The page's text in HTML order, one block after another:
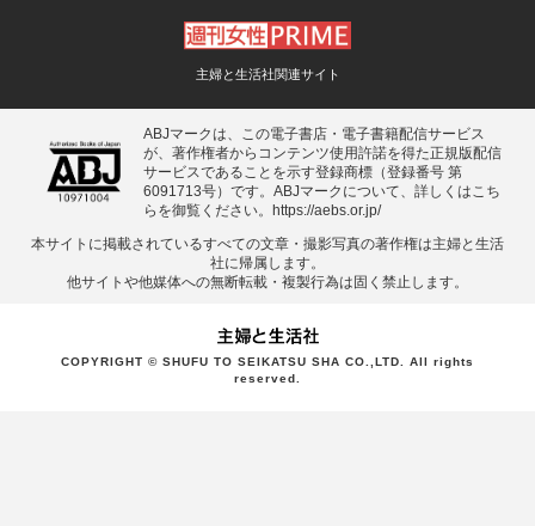
主婦と生活社関連サイト
ABJマークは、この電子書店・電子書籍配信サービス
が、著作権者からコンテンツ使用許諾を得た正規版配信
サービスであることを示す登録商標（登録番号 第
6091713号）です。ABJマークについて、詳しくはこち
らを御覧ください。 https://aebs.or.jp/
本サイトに掲載されているすべての⽂章・撮影写真の著作権は主婦と⽣活
社に帰属します。
他サイトや他媒体への無断転載・複製⾏為は固く禁⽌します。
COPYRIGHT © SHUFU TO SEIKATSU SHA CO.,LTD. All rights
reserved.